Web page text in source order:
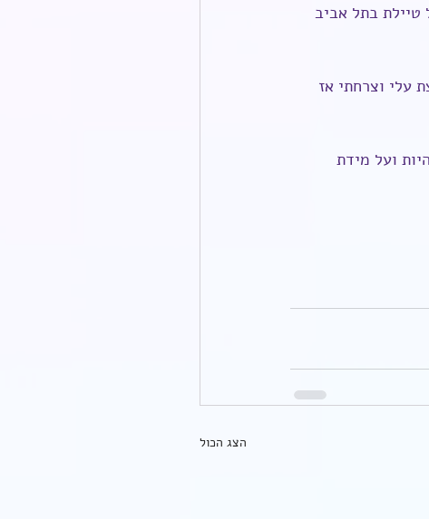
טיילת בתל אביב
עלי וצרחתי אז
ועל מידת
הצג הכול